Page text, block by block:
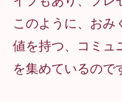
このように、おみ
値を持つ、コミュ
を集めているので